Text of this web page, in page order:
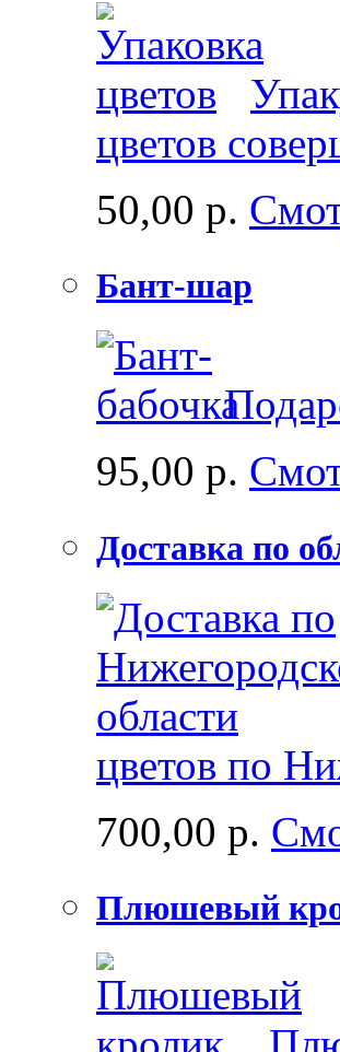
цветов
50,00 р.
Бант-шар
95,00 р.
Доставка по
цветов по
700,00 р.
Плюшевый